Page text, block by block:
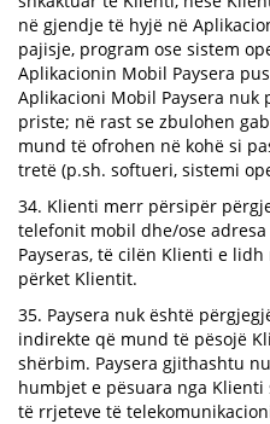
në gjendje të hyjë në
pajisje, program ose sistem
Aplikacionin Mobil Paysera
Aplikacioni Mobil Paysera
priste; në rast se zbulohen
mund të ofrohen në kohë si
tretë (p.sh. softueri, sistemi
34. Klienti merr përsipër
telefonit mobil dhe/ose
Payseras, të cilën Klienti e
përket Klientit.
35. Paysera nuk është
indirekte që mund të pësojë
shërbim. Paysera gjithashtu
humbjet e pësuara nga
të rrjeteve të